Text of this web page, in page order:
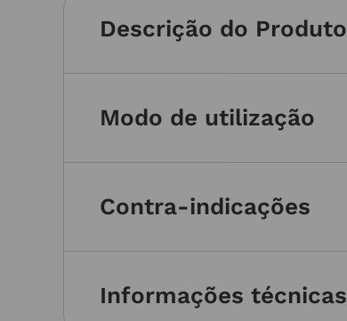
Descrição do Produto
Modo de utilização
Contra-indicações
Informações técnicas